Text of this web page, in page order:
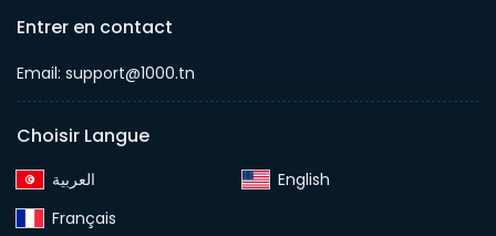
Entrer en contact
Email: support@1000.tn
Choisir Langue
English‎
Français‎